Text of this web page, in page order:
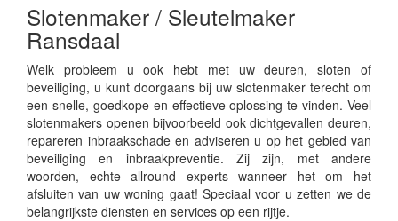
Slotenmaker / Sleutelmaker
Ransdaal
Welk probleem u ook hebt met uw deuren, sloten of
beveiliging, u kunt doorgaans bij uw slotenmaker terecht om
een snelle, goedkope en effectieve oplossing te vinden. Veel
slotenmakers openen bijvoorbeeld ook dichtgevallen deuren,
repareren inbraakschade en adviseren u op het gebied van
beveiliging en inbraakpreventie. Zij zijn, met andere
woorden, echte allround experts wanneer het om het
afsluiten van uw woning gaat! Speciaal voor u zetten we de
belangrijkste diensten en services op een rijtje.